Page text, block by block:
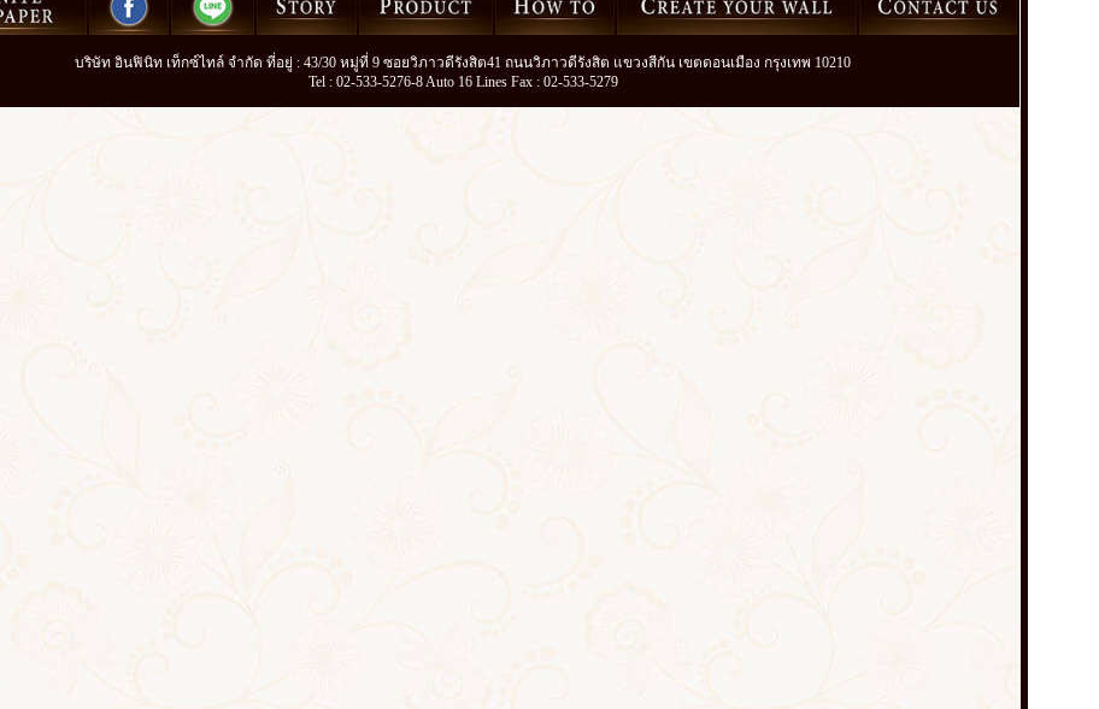
บริษัท อินฟินิท เท็กซ์ไทล์ จำกัด ที่อยู่ : 43/30 หมู่ที่ 9 ซอยวิภาวดีรังสิต41 ถนนวิภาวดีรังสิต แขวงสีกัน เขตดอนเมือง กรุงเทพ 10210
Tel : 02-533-5276-8 Auto 16 Lines Fax : 02-533-5279